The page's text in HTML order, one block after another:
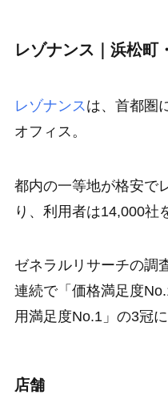
レゾナンス｜浜松町
レゾナンス は、首都圏
オフィス。
都内の一等地が格安で
り、利用者は14,000社
ゼネラルリサーチの調
連続で「価格満足度
用満足度No.1」の3冠
店舗